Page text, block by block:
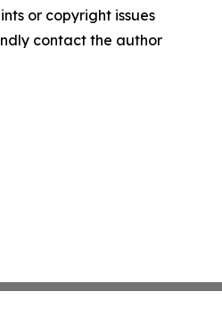
or copyright issues
contact the author